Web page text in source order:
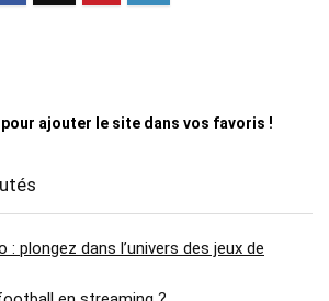
ajouter le site dans vos favoris !
: plongez dans l’univers des jeux de